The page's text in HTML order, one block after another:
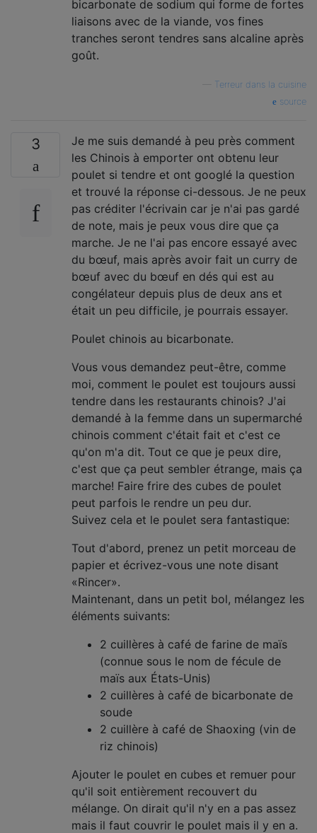
bicarbonate de sodium qui forme de fortes
liaisons avec de la viande, vos fines
tranches seront tendres sans alcaline après
goût.
Terreur dans la cuisine
source
3
Je me suis demandé à peu près comment
les Chinois à emporter ont obtenu leur
poulet si tendre et ont googlé la question
et trouvé la réponse ci-dessous. Je ne peux
pas créditer l'écrivain car je n'ai pas gardé
de note, mais je peux vous dire que ça
marche. Je ne l'ai pas encore essayé avec
du bœuf, mais après avoir fait un curry de
bœuf avec du bœuf en dés qui est au
congélateur depuis plus de deux ans et
était un peu difficile, je pourrais essayer.
Poulet chinois au bicarbonate.
Vous vous demandez peut-être, comme
moi, comment le poulet est toujours aussi
tendre dans les restaurants chinois? J'ai
demandé à la femme dans un supermarché
chinois comment c'était fait et c'est ce
qu'on m'a dit. Tout ce que je peux dire,
c'est que ça peut sembler étrange, mais ça
marche! Faire frire des cubes de poulet
peut parfois le rendre un peu dur.
Suivez cela et le poulet sera fantastique:
Tout d'abord, prenez un petit morceau de
papier et écrivez-vous une note disant
«Rincer».
Maintenant, dans un petit bol, mélangez les
éléments suivants:
2 cuillères à café de farine de maïs
(connue sous le nom de fécule de
maïs aux États-Unis)
2 cuillères à café de bicarbonate de
soude
2 cuillère à café de Shaoxing (vin de
riz chinois)
Ajouter le poulet en cubes et remuer pour
qu'il soit entièrement recouvert du
mélange. On dirait qu'il n'y en a pas assez
mais il faut couvrir le poulet mais il y en a.